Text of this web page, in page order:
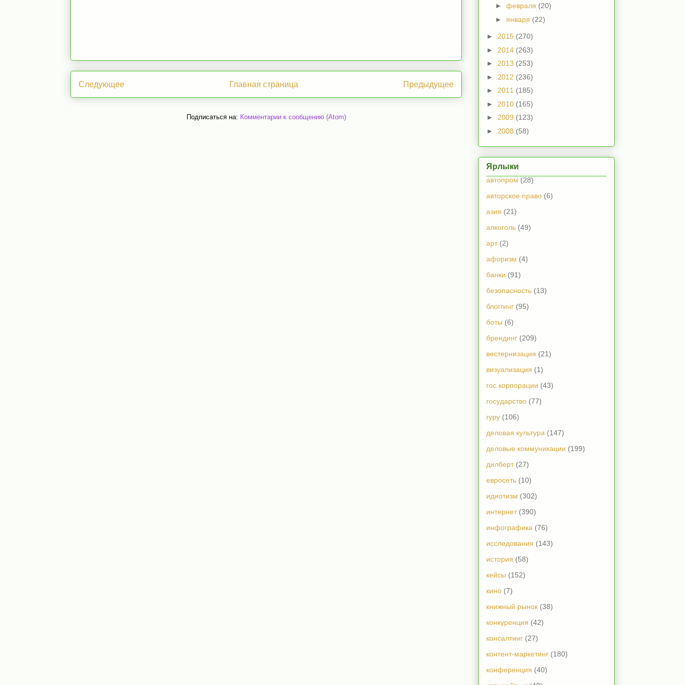
Следующее Предыдущее
Главная страница
Подписаться на: Комментарии к сообщению (Atom)
► февраля (20)
► января (22)
► 2015 (270)
► 2014 (263)
► 2013 (253)
► 2012 (236)
► 2011 (185)
► 2010 (165)
► 2009 (123)
► 2008 (58)
Ярлыки
автопром (28)
авторское право (6)
азия (21)
алкоголь (49)
арт (2)
афоризм (4)
банки (91)
безопасность (13)
блоггинг (95)
боты (6)
брендинг (209)
вестернизация (21)
визуализация (1)
гос корпорации (43)
государство (77)
гуру (106)
деловая культура (147)
деловые коммуникации (199)
дилберт (27)
евросеть (10)
идиотизм (302)
интернет (390)
инфографика (76)
исследования (143)
история (58)
кейсы (152)
кино (7)
книжный рынок (38)
конкуренция (42)
консалтинг (27)
контент-маркетинг (180)
конференция (40)